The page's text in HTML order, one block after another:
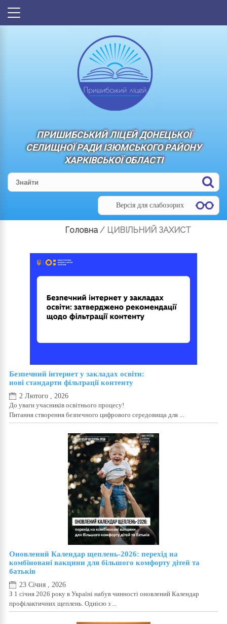
ПРИШИБСЬКИЙ ЛІЦЕЙ ДОНЕЦЬКОЇ
СЕЛИЩНОЇ РАДИ ІЗЮМСЬКОГО РАЙОНУ
ХАРКІВСЬКОЇ ОБЛАСТІ
Версія для слабозорих
Головна / ЦИВІЛЬНИЙ ЗАХИСТ
Безпечний інтернет у закладах освіти:
нові стандарти фільтрації контенту
2 Лютого , 2026
До уваги учасників освітнього процесу!
Питання створення безпечного цифрового середовища для ...
Оновлений Календар щеплень-2026: перехід на
комбіновані вакцини для більшого комфорту дітей та
батьків
23 Січня , 2026
З 1 січня 2026 року в Україні набув чинності оновлений Календар
профілактичних щеплень. Однією з ...